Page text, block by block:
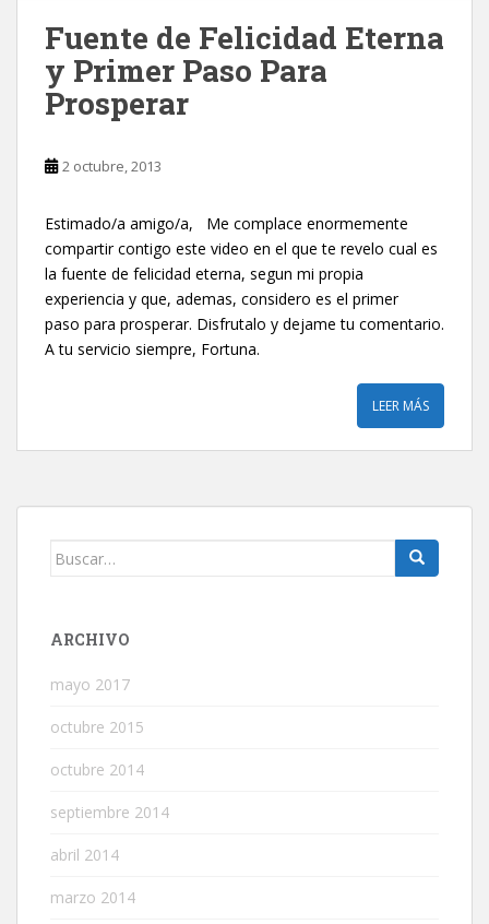
Fuente de Felicidad Eterna
y Primer Paso Para
Prosperar
2 octubre, 2013
Estimado/a amigo/a, Me complace enormemente
compartir contigo este video en el que te revelo cual es
la fuente de felicidad eterna, segun mi propia
experiencia y que, ademas, considero es el primer
paso para prosperar. Disfrutalo y dejame tu comentario.
A tu servicio siempre, Fortuna.
LEER MÁS
Buscar:
ARCHIVO
mayo 2017
octubre 2015
octubre 2014
septiembre 2014
abril 2014
marzo 2014